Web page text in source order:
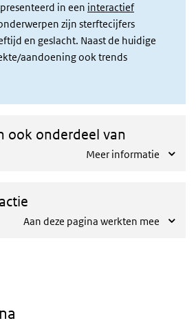
in een interactief
zijn sterftecijfers
en geslacht. Naast de huidige
aandoening ook trends
ook onderdeel van
Meer informatie
Aan deze pagina werkten mee